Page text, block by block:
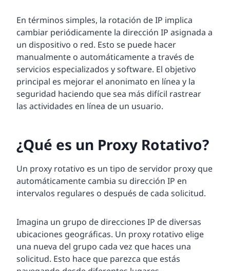
En términos simples, la rotación de IP implica
cambiar periódicamente la dirección IP asignada a
un dispositivo o red. Esto se puede hacer
manualmente o automáticamente a través de
servicios especializados y software. El objetivo
principal es mejorar el anonimato en línea y la
seguridad haciendo que sea más difícil rastrear
las actividades en línea de un usuario.
¿Qué es un Proxy Rotativo?
Un proxy rotativo es un tipo de servidor proxy que
automáticamente cambia su dirección IP en
intervalos regulares o después de cada solicitud.
Imagina un grupo de direcciones IP de diversas
ubicaciones geográficas. Un proxy rotativo elige
una nueva del grupo cada vez que haces una
solicitud. Esto hace que parezca que estás